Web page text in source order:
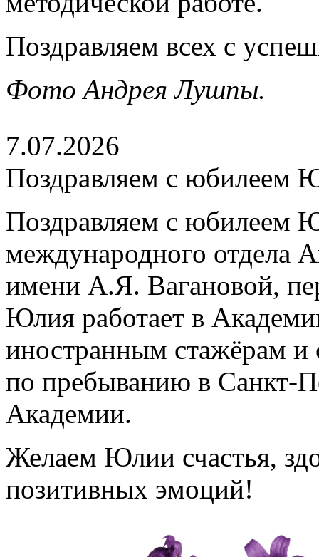
Поздравляем всех с
Фото Андрея Лушпы.
7.07.2026
Поздравляем с юбилеем
Поздравляем с юбилеем
международного отдела
имени А.Я. Вагановой,
Юлия работает в
иностранным стажёрам и
по пребыванию в Санкт-
Академии.
Желаем Юлии счастья,
позитивных эмоций!